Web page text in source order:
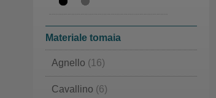
40(2)
41(3)
Materiale tomaia
Agnello (16)
Cavallino (6)